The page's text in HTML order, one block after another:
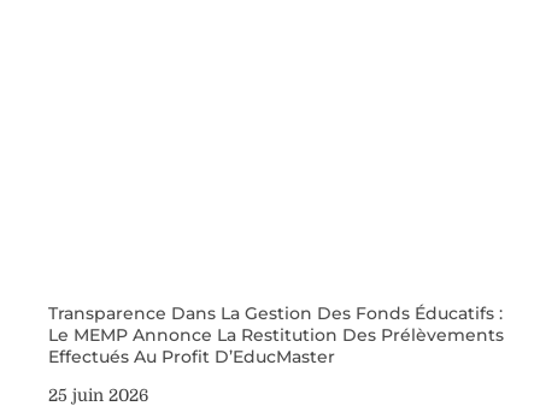
Transparence Dans La Gestion Des Fonds Éducatifs :
Le MEMP Annonce La Restitution Des Prélèvements
Effectués Au Profit D’EducMaster
25 juin 2026